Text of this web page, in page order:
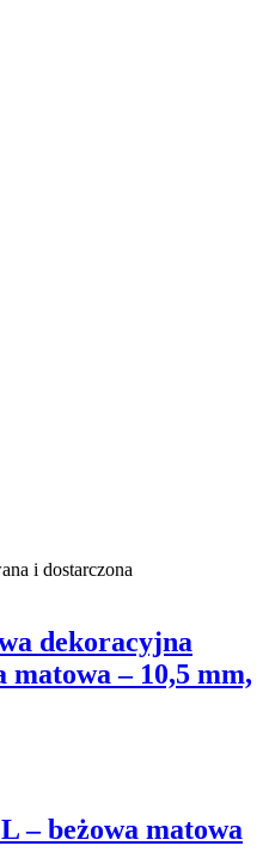
i dostarczona
dekoracyjna
matowa – 10,5 mm,
– beżowa matowa